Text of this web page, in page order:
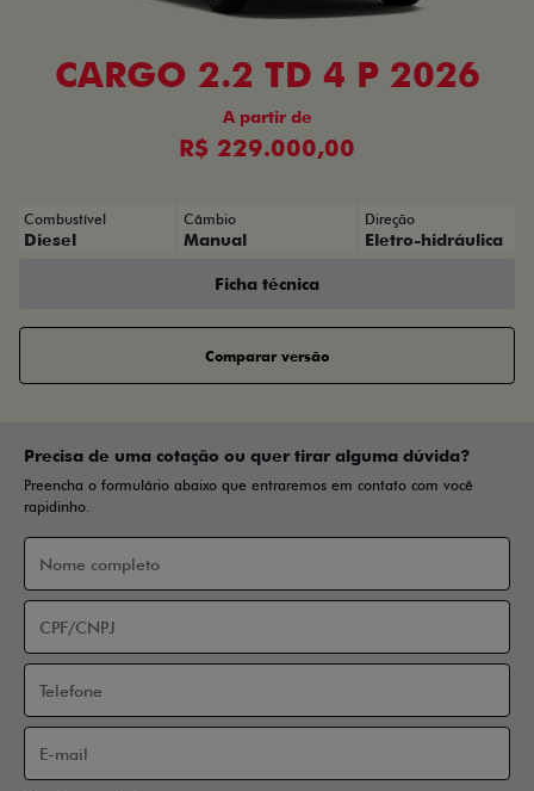
CARGO 2.2 TD 4 P 2026
A partir de
R$ 229.000,00
Combustível
Diesel
Câmbio
Manual
Direção
Eletro-hidráulica
Ficha técnica
Comparar versão
Precisa de uma cotação ou quer tirar alguma dúvida?
Preencha o formulário abaixo que entraremos em contato com você
rapidinho.